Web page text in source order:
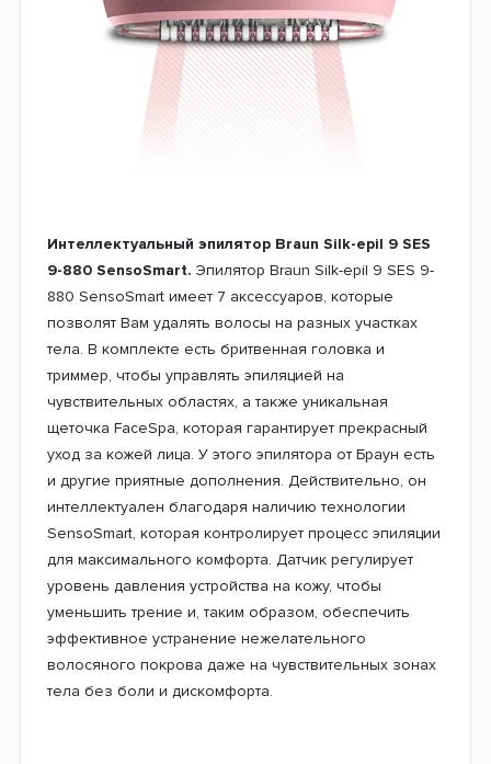
Интеллектуальный эпилятор Braun Silk-epil 9 SES
9-880 SensoSmart. Эпилятор Braun Silk-epil 9 SES 9-
880 SensoSmart имеет 7 аксессуаров, которые
позволят Вам удалять волосы на разных участках
тела. В комплекте есть бритвенная головка и
триммер, чтобы управлять эпиляцией на
чувствительных областях, а также уникальная
щеточка FaceSpa, которая гарантирует прекрасный
уход за кожей лица. У этого эпилятора от Браун есть
и другие приятные дополнения. Действительно, он
интеллектуален благодаря наличию технологии
SensoSmart, которая контролирует процесс эпиляции
для максимального комфорта. Датчик регулирует
уровень давления устройства на кожу, чтобы
уменьшить трение и, таким образом, обеспечить
эффективное устранение нежелательного
волосяного покрова даже на чувствительных зонах
тела без боли и дискомфорта.